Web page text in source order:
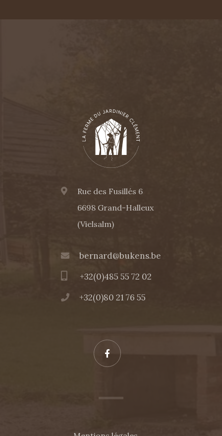
Rue des Fusillés 6
6698 Grand-Halleux
(Vielsalm)
bernard@bukens.be
+32(0)485 55 72 02
+32(0)80 21 76 55